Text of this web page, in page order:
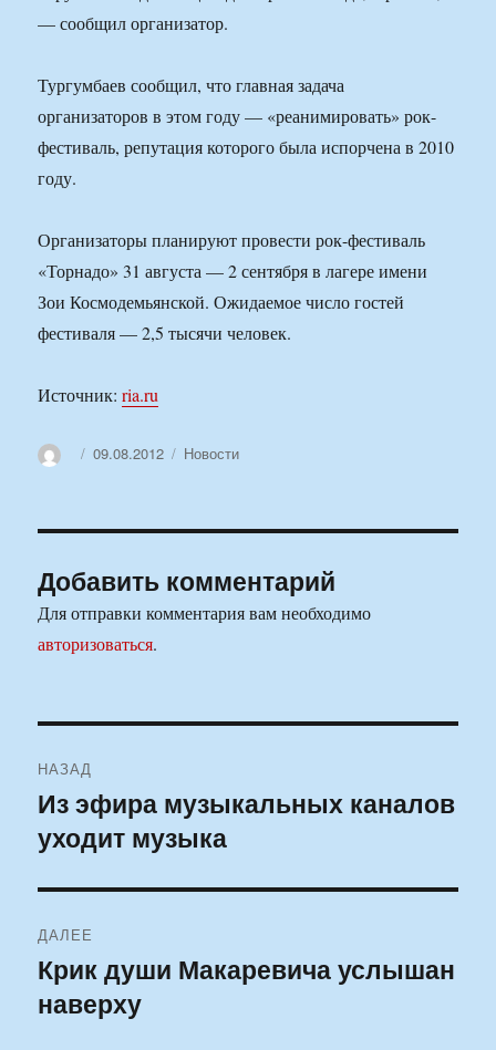
— сообщил организатор.
Тургумбаев сообщил, что главная задача
организаторов в этом году — «реанимировать» рок-
фестиваль, репутация которого была испорчена в 2010
году.
Организаторы планируют провести рок-фестиваль
«Торнадо» 31 августа — 2 сентября в лагере имени
Зои Космодемьянской. Ожидаемое число гостей
фестиваля — 2,5 тысячи человек.
Источник:ria.ru
АвторОпубликовано
09.08.2012 Рубрики
Новости
Добавить комментарий
Для отправки комментария вам необходимо
авторизоваться.
по
записям
НАЗАД
Предыдущая
запись:
Из эфира музыкальных каналов
уходит музыка
ДАЛЕЕ
Следующая
запись:
Крик души Макаревича услышан
наверху